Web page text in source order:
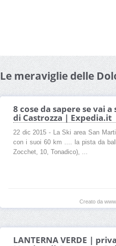
Le meraviglie delle
8 cose da sapere se vai
di Castrozza | Expedia.it
22 dic 2015 - La Ski area San
con i suoi 60 km .... la pista da
Zocchet, 10, Tonadico), ...
Creato da
LANTERNA VERDE |